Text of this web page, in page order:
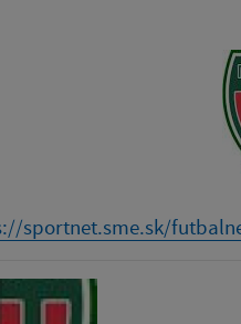
sportnet.sme.sk/